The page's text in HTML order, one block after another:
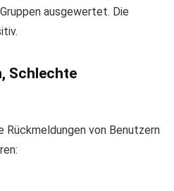
ausgewertet. Die
Schlechte
Rückmeldungen von Benutzern